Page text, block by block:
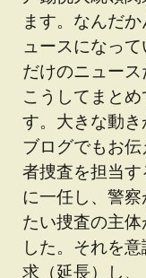
ます。なんだ
ュースになっ
だけのニュー
こうしてまと
す。大きな動
ブログでもお
者捜査を担当
に一任し、警
たい捜査の主
した。それを
求（延長）し、